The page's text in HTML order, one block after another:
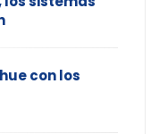
con los